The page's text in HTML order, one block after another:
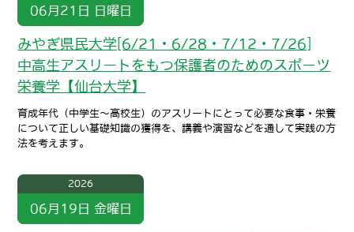
06月21日 日曜日
みやぎ県民大学[6/21・6/28・7/12・7/26]
中高生アスリートをもつ保護者のためのスポーツ
栄養学【仙台大学】
育成年代（中学生～高校生）のアスリートにとって必要な食事・栄養
について正しい基礎知識の獲得を、講義や演習などを通して実践の方
法を考えます。
2026
06月19日 金曜日